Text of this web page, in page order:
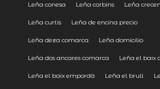
Leña conesa Leña corbins Leña
Leña curtis Leña de encina precio
Leña deza comarca Leña domicilio
Leña dos ancares comarca Leña el baix
Leña el baix empordà Leña el brull